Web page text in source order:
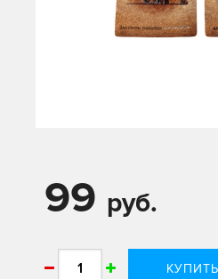
99 руб.
КУПИТЬ